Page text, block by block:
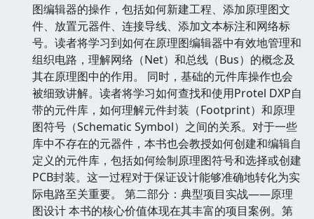
图编辑器的操作，包括如何新建工程、添加原理图文
件、放置元器件、连接导线、添加文本标注和网络标
号。读者将学习到如何在原理图编辑器中有效地管理和
组织电路，理解网络（Net）和总线（Bus）的概念及
其在原理图中的作用。 同时，基础的元件库操作也会
被细致讲解。读者将学习如何查找和使用Protel DXP自
带的元件库，如何理解元件封装（Footprint）和原理
图符号（Schematic Symbol）之间的关系。对于一些
库中不存在的元器件，本书也会教授如何创建和编辑自
定义的元件库，包括如何绘制原理图符号和选择或创建
PCB封装。这一过程对于保证设计能够准确地转化为实
际电路至关重要。 第二部分：典型项目实战——原理
图设计 本书的核心价值体现在其丰富的项目案例。第